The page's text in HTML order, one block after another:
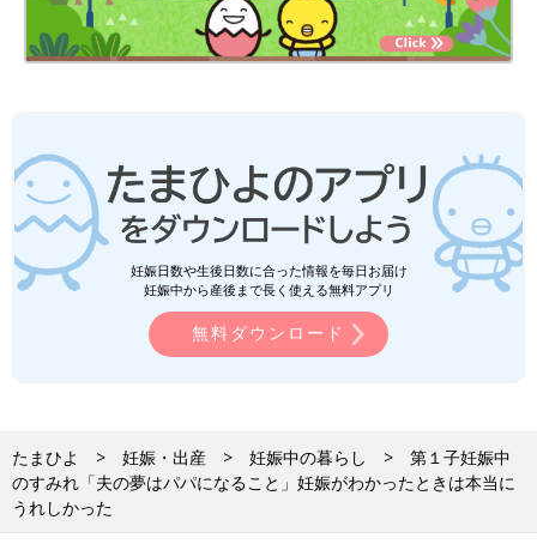
妊娠日数や生後日数に合った情報を毎日お届け
妊娠中から産後まで長く使える無料アプリ
無料ダウンロード
たまひよ 妊娠・出産 妊娠中の暮らし
第１子妊娠中
のすみれ「夫の夢はパパになること」妊娠がわかったときは本当に
うれしかった